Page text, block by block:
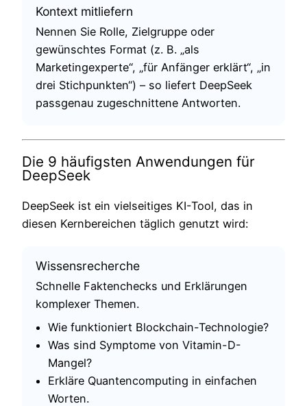
Kontext mitliefern
Nennen Sie Rolle, Zielgruppe oder
gewünschtes Format (z. B. „als
Marketingexperte“, „für Anfänger erklärt“, „in
drei Stichpunkten“) – so liefert DeepSeek
passgenau zugeschnittene Antworten.
Die 9 häufigsten Anwendungen für
DeepSeek
DeepSeek ist ein vielseitiges KI-Tool, das in
diesen Kernbereichen täglich genutzt wird:
Wissensrecherche
Schnelle Faktenchecks und Erklärungen
komplexer Themen.
Wie funktioniert Blockchain-Technologie?
Was sind Symptome von Vitamin-D-
Mangel?
Erkläre Quantencomputing in einfachen
Worten.